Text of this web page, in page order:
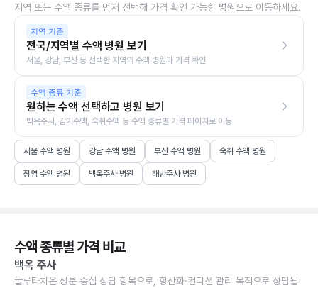
지역 또는 수액 종류를 먼저 선택해 가격 확인 가능한 병원으로 이동하세요.
지역 기준
전국/지역별 수액 병원 보기
서울, 강남, 부산 등 선택한 지역의 수액 병원과 가격 확인
수액 종류 기준
원하는 수액 선택하고 병원 보기
백옥주사, 감기수액, 숙취수액 등 수액 종류별 가격 페이지로 이동
서울 수액 병원 강남 수액 병원 부산 수액 병원 숙취 수액 병원
장염 수액 병원 백옥주사 병원 태반주사 병원
수액 종류별 가격 비교
백옥 주사
글루타치온 성분 중심 상담 항목으로, 항산화·컨디션 관리 목적으로 상담될